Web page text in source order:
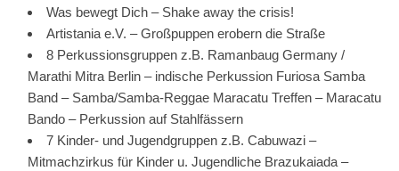
Was bewegt Dich – Shake away the crisis!
Artistania e.V. – Großpuppen erobern die Straße
8 Perkussionsgruppen z.B. Ramanbaug Germany /
Marathi Mitra Berlin – indische Perkussion Furiosa Samba
Band – Samba/Samba-Reggae Maracatu Treffen – Maracatu
Bando – Perkussion auf Stahlfässern
7 Kinder- und Jugendgruppen z.B. Cabuwazi –
Mitmachzirkus für Kinder u. Jugendliche Brazukaiada –